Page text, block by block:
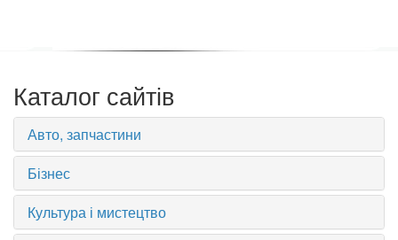
Каталог сайтів
Авто, запчастини
Бізнес
Культура і мистецтво